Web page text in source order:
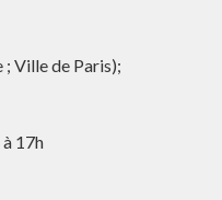
Ville de Paris);
17h